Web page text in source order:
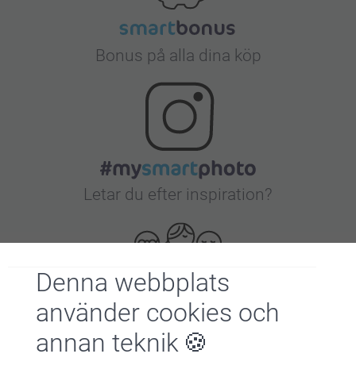
Denna webbplats
använder cookies och
annan teknik
Bonus på alla dina köp
Letar du efter inspiration?
Förstklassig kundservice